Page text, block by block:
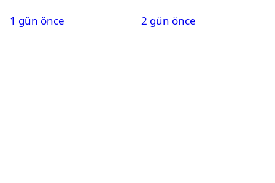
Karapınar hakkında
1 gün önce
2 gün önce